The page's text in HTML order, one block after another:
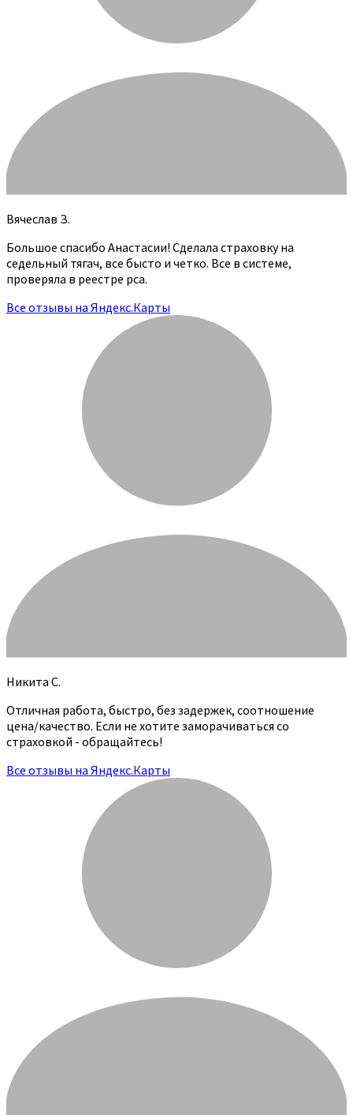
Вячеслав З.
Большое спасибо Анастасии! Сделала страховку на
седельный тягач, все бысто и четко. Все в системе,
проверяла в реестре рса.
Все отзывы на Яндекс.Карты
Никита С.
Отличная работа, быстро, без задержек, соотношение
цена/качество. Если не хотите заморачиваться со
страховкой - обращайтесь!
Все отзывы на Яндекс.Карты